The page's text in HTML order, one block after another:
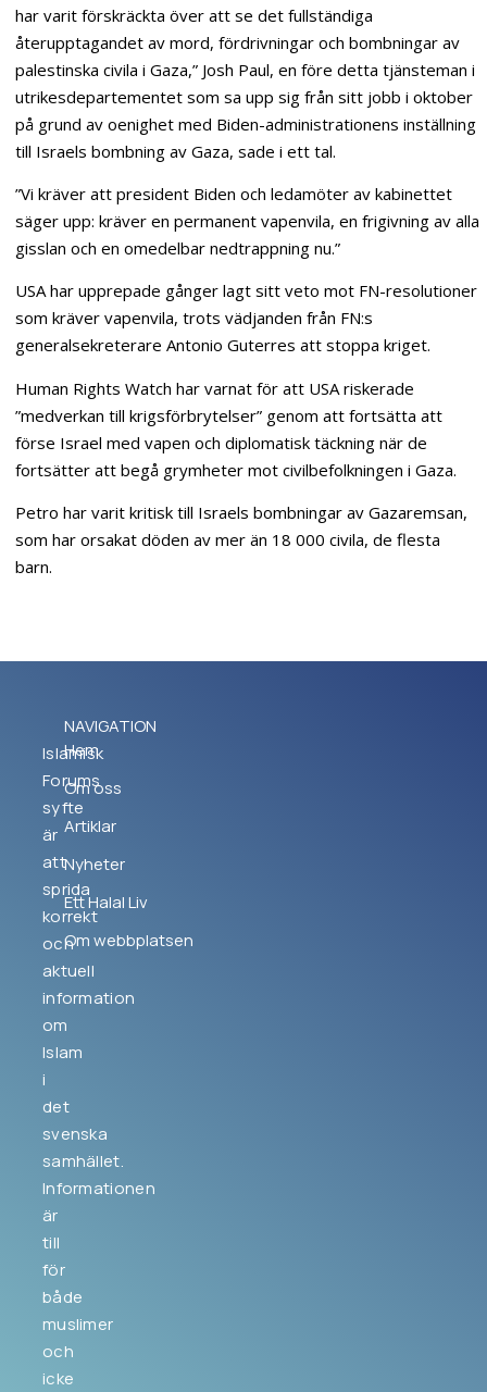
har varit förskräckta över att se det fullständiga
återupptagandet av mord, fördrivningar och bombningar av
palestinska civila i Gaza,” Josh Paul, en före detta tjänsteman i
utrikesdepartementet som sa upp sig från sitt jobb i oktober
på grund av oenighet med Biden-administrationens inställning
till Israels bombning av Gaza, sade i ett tal.
”Vi kräver att president Biden och ledamöter av kabinettet
säger upp: kräver en permanent vapenvila, en frigivning av alla
gisslan och en omedelbar nedtrappning nu.”
USA har upprepade gånger lagt sitt veto mot FN-resolutioner
som kräver vapenvila, trots vädjanden från FN:s
generalsekreterare Antonio Guterres att stoppa kriget.
Human Rights Watch har varnat för att USA riskerade
”medverkan till krigsförbrytelser” genom att fortsätta att
förse Israel med vapen och diplomatisk täckning när de
fortsätter att begå grymheter mot civilbefolkningen i Gaza.
Petro har varit kritisk till Israels bombningar av Gazaremsan,
som har orsakat döden av mer än 18 000 civila, de flesta
barn.
Islamisk
Forums
syfte
är
att
sprida
korrekt
och
aktuell
information
om
Islam
i
det
svenska
samhället.
Informationen
är
till
för
både
muslimer
och
icke
NAVIGATION
Hem
Om oss
Artiklar
Nyheter
Ett Halal Liv
Om webbplatsen